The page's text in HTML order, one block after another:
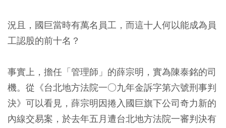
況且，國巨當時有萬名員工，而這十人何以能成為員
工認股的前十名？
事實上，擔任「管理師」的薛宗明，實為陳泰銘的司
機。從《台北地方法院一○九年金訴字第六號刑事判
決》可以看見，薛宗明因捲入國巨旗下公司奇力新的
內線交易案，於去年五月遭台北地方法院一審判決有